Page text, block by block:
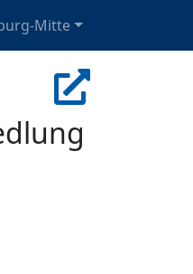
Mitte